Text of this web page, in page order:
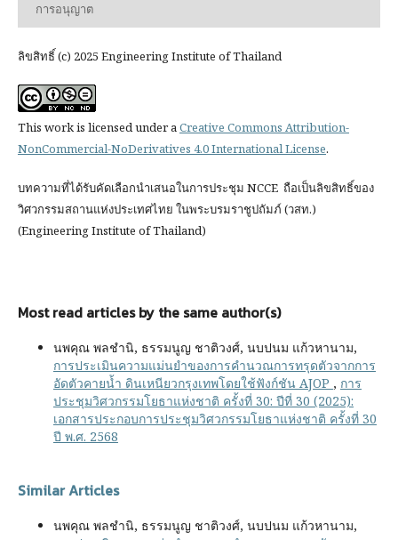
การอนุญาต
ลิขสิทธิ์ (c) 2025 Engineering Institute of Thailand
This work is licensed under aCreative Commons Attribution-
NonCommercial-NoDerivatives 4.0 International License.
บทความที่ได้รับคัดเลือกนำเสนอในการประชุม NCCE ถือเป็นลิขสิทธิ์ของ
วิศวกรรมสถานแห่งประเทศไทย ในพระบรมราชูปถัมภ์ (วสท.)
(Engineering Institute of Thailand)
Most read articles by the same author(s)
นพคุณ พลชำนิ, ธรรมนูญ ชาติวงศ์, นบปนม แก้วหานาม,
การประเมินความแม่นยำของการคำนวณการทรุดตัวจากการ
อัดตัวคายน้ำ ดินเหนียวกรุงเทพโดยใช้ฟังก์ชัน AJOP , การ
ประชุมวิศวกรรมโยธาแห่งชาติ ครั้งที่ 30: ปีที่ 30 (2025):
เอกสารประกอบการประชุมวิศวกรรมโยธาแห่งชาติ ครั้งที่ 30
ปี พ.ศ. 2568
Similar Articles
นพคุณ พลชำนิ, ธรรมนูญ ชาติวงศ์, นบปนม แก้วหานาม,